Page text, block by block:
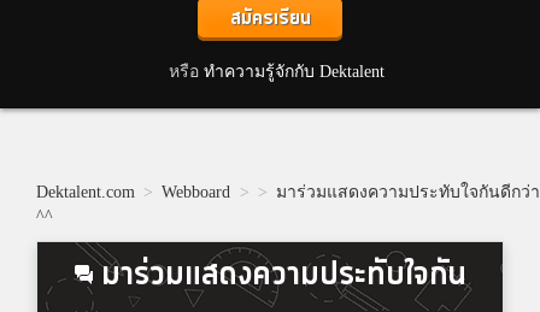
สมัครเรียน
หรือ ทำความรู้จักกับ Dektalent
Dektalent.com >Webboard > > มาร่วมแสดงความประทับใจกันดีกว่า
^^
มาร่วมแสดงความประทับใจกัน